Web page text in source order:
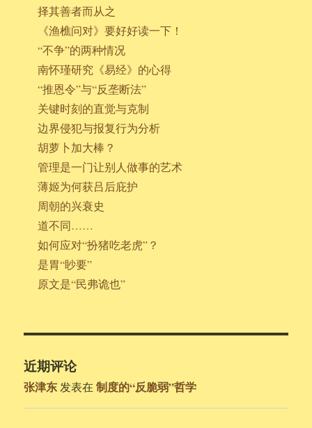
择其善者而从之
《渔樵问对》要好好读一下！
“不争”的两种情况
南怀瑾研究《易经》的心得
“推恩令”与“反垄断法”
关键时刻的直觉与克制
边界侵犯与报复行为分析
胡萝卜加大棒？
管理是一门让别人做事的艺术
薄姬为何获吕后庇护
周朝的兴衰史
道不同……
如何应对“扮猪吃老虎”？
是胃“眇要”
原文是“民弗诡也”
近期评论
张津东 发表在制度的“反脆弱”哲学